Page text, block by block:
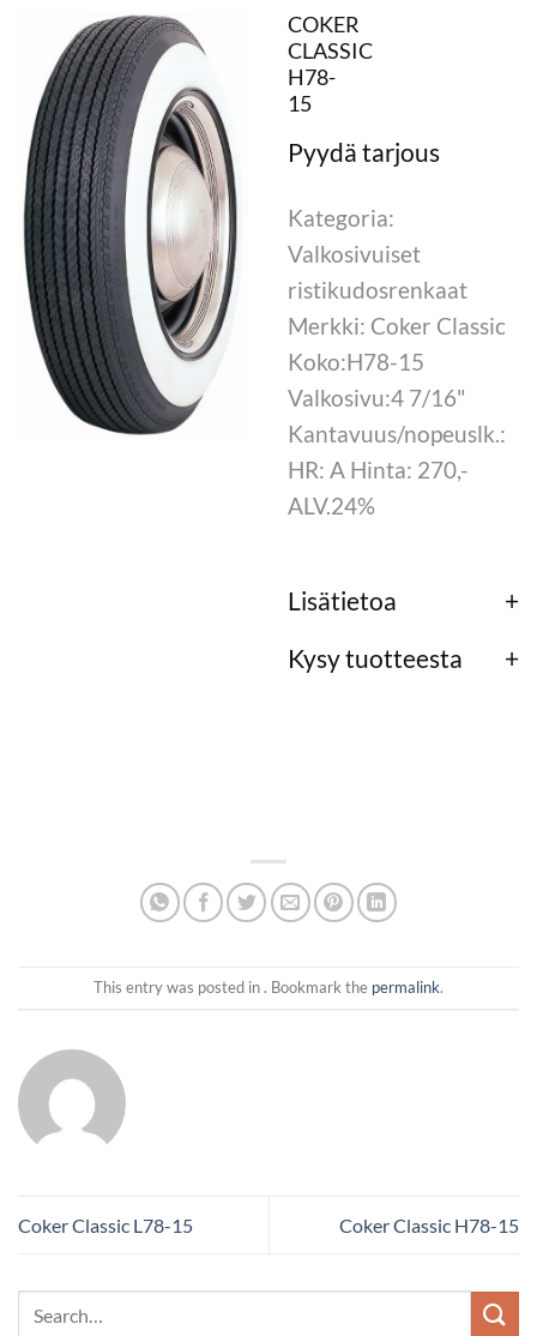
COKER
CLASSIC
H78-
15
Kategoria:
Valkosivuiset
ristikudosrenkaat
Merkki: Coker Classic
Koko:H78-15
Valkosivu:4 7/16"
Kantavuus/nopeuslk.:
HR: A Hinta: 270,-
ALV.24%
Lisätietoa
Kysy tuotteesta
This entry was posted in . Bookmark the permalink.
Coker Classic L78-15 Coker Classic H78-15